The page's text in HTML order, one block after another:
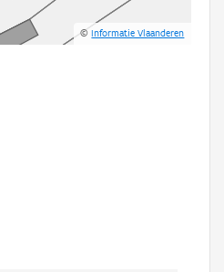
©Informatie Vlaanderen